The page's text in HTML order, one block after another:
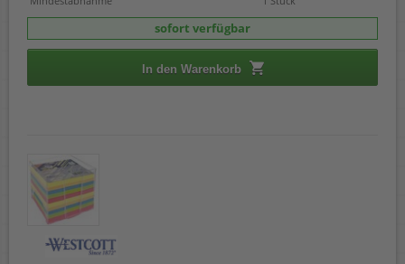
sofort verfügbar
In den Warenkorb